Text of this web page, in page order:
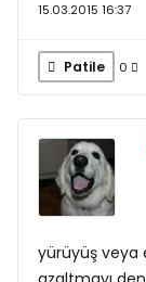
15.03.2015 16:37
Patile 0
yürüyüş veya